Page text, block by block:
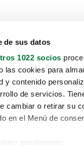
de sus datos
1022 socios
las cookies para
y contenido
de servicios.
cambiar o retirar su
en el Menú de
quisiéramos: